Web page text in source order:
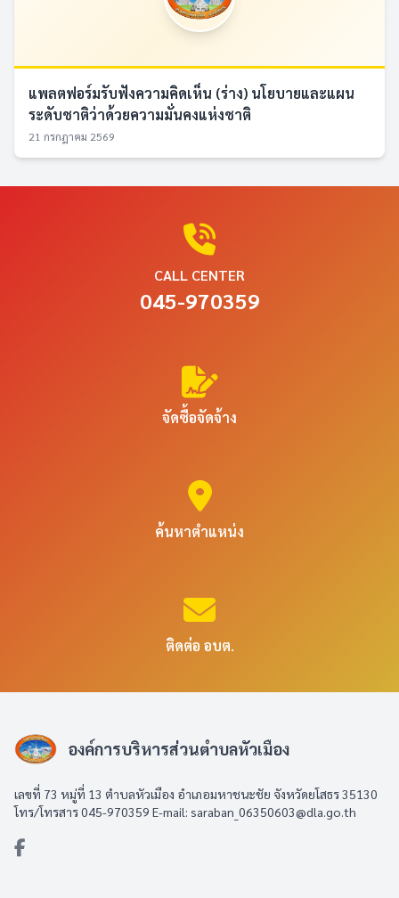
แพลตฟอร์มรับฟังความคิดเห็น (ร่าง) นโยบายและแผน
ระดับชาติว่าด้วยความมั่นคงแห่งชาติ
21 กรกฎาคม 2569
CALL CENTER
045-970359
จัดซื้อจัดจ้าง
ค้นหาตำแหน่ง
ติดต่อ อบต.
องค์การบริหารส่วนตำบลหัวเมือง
เลขที่ 73 หมู่ที่ 13 ตำบลหัวเมือง อำเภอมหาชนะชัย จังหวัดยโสธร 35130
โทร/โทรสาร 045-970359 E-mail: saraban_06350603@dla.go.th